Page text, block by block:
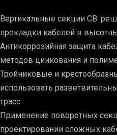
Вертикальные секции СВ:
прокладки кабелей в
Антикоррозийная защита
методов цинкования и
Тройниковые и
использовать
трасс
Применение поворотных
проектировании сложных